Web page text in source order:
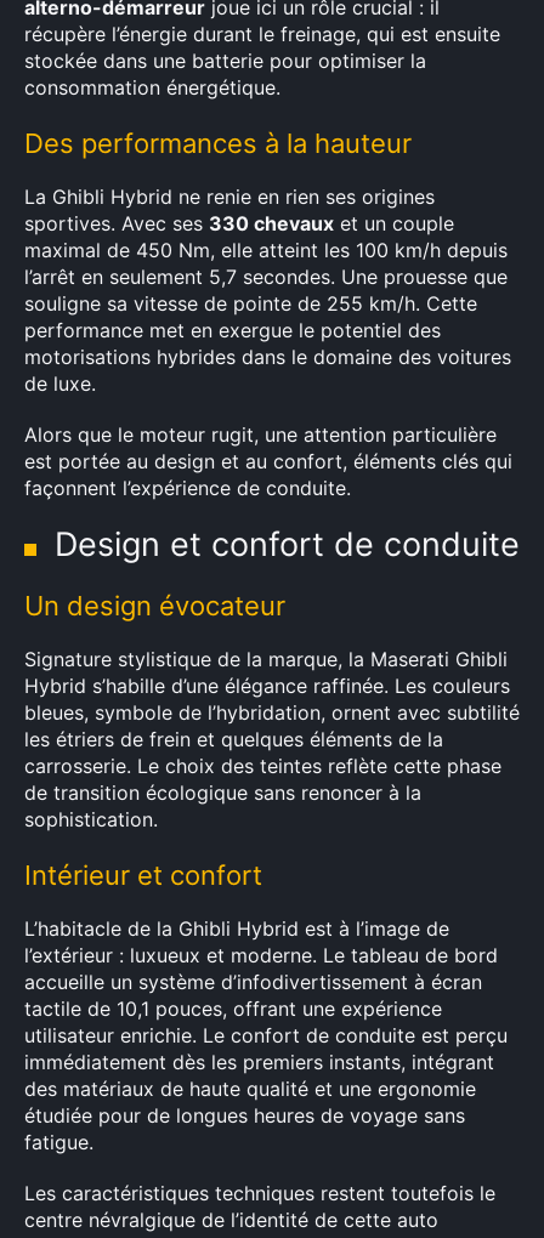
alterno-démarreur joue ici un rôle crucial : il
récupère l’énergie durant le freinage, qui est ensuite
stockée dans une batterie pour optimiser la
consommation énergétique.
Des performances à la hauteur
La Ghibli Hybrid ne renie en rien ses origines
sportives. Avec ses 330 chevaux et un couple
maximal de 450 Nm, elle atteint les 100 km/h depuis
l’arrêt en seulement 5,7 secondes. Une prouesse que
souligne sa vitesse de pointe de 255 km/h. Cette
performance met en exergue le potentiel des
motorisations hybrides dans le domaine des voitures
de luxe.
Alors que le moteur rugit, une attention particulière
est portée au design et au confort, éléments clés qui
façonnent l’expérience de conduite.
Design et confort de conduite
Un design évocateur
Signature stylistique de la marque, la Maserati Ghibli
Hybrid s’habille d’une élégance raffinée. Les couleurs
bleues, symbole de l’hybridation, ornent avec subtilité
les étriers de frein et quelques éléments de la
carrosserie. Le choix des teintes reflète cette phase
de transition écologique sans renoncer à la
sophistication.
Intérieur et confort
L’habitacle de la Ghibli Hybrid est à l’image de
l’extérieur : luxueux et moderne. Le tableau de bord
accueille un système d’infodivertissement à écran
tactile de 10,1 pouces, offrant une expérience
utilisateur enrichie. Le confort de conduite est perçu
immédiatement dès les premiers instants, intégrant
des matériaux de haute qualité et une ergonomie
étudiée pour de longues heures de voyage sans
fatigue.
Les caractéristiques techniques restent toutefois le
centre névralgique de l’identité de cette auto